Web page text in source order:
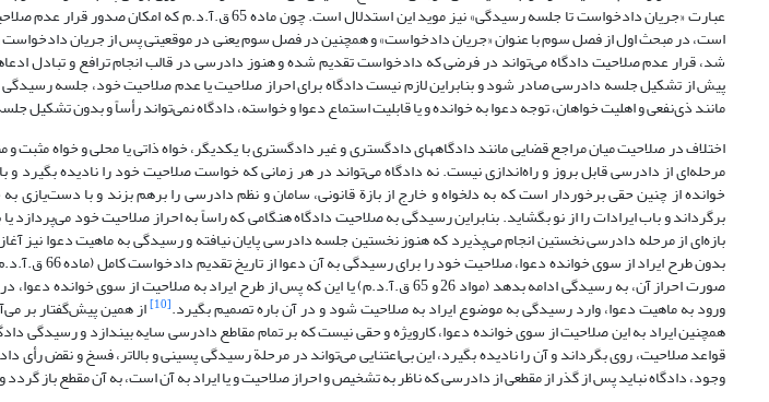
عبارت «جریان دادخواست تا جلسه رسیدگی» نیز موید این استدلال است.
است، در مبحث اول از فصل سوم با عنوان «جریان دادخواست» و همچنین در فصل سوم یعنی در موقعیتی پس از جریان
شد، قرار عدم صلاحیت دادگاه می‌تواند در فرضی که دادخواست تقدیم شده و هنوز دادرسی در قالب انجام ترافع و تبادل
پیش از تشکیل جلسه دادرسی صادر ‌شود و بنابراین لازم نیست دادگاه برای احراز صلاحیت یا عدم صلاحیت خود، جلسه رسیدگی
مانند ذی‌نفعی و اهلیت خواهان، توجه دعوا به خوانده و یا قابلیت استماع دعوا و خواسته، دادگاه نمی‌تواند رأساً و بدون تشکیل
مرحله‌ای از دادرسی قابل بروز و راه‌اندازی نیست. نه دادگاه می‌تواند در هر زمانی که خواست صلاحیت خود را نادیده بگیرد و
خوانده از چنین حقی برخوردار است که به دلخواه و خارج از بازة قانونی، سامان و نظم دادرسی را برهم بزند و با دست‌یازی
برگرداند و باب ایرادات را از نو بگشاید. بنابراین رسیدگی به صلاحیت دادگاه هنگامی که راساً به احراز صلاحیت خود می‌پردازد
بازه‌ای از مرحله دادرسی نخستین انجام می‌پذیرد که هنوز نخستین جلسه دادرسی پایان نیافته و رسیدگی به ماهیت دعوا نیز
بدون طرح ایراد از
صورت احراز آن، به رسیدگی ادامه بدهد (مواد 26 و 65 ق.آ.د.م) یا این که پس از طرح ایراد به
ورود به ماهیت دعوا، وارد رسیدگی به موضوع ایراد به صلاحیت شود و در آن باره تصمیم بگیرد.[10] از همین پیش‌گفتار بر
همچنین ایراد به این صلاحیت از سوی خوانده دعوا، کارویژه و حقی نیست که بر تمام مقاطع دادرسی سایه بیندازد و رسیدگی
قواعد صلاحیت، روی بگرداند و آن را نادیده بگیرد، این بی‌اعتنایی می‌تواند در مرحلة رسیدگی پسینی و بالاتر، فسخ و نقض رأی
وجود، دادگاه نباید پس از گذر از مقطعی از دادرسی که ناظر به تشخیص و احراز صلاحیت و یا ایراد به آن است، به آن مقطع باز